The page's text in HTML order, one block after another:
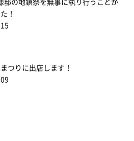
邸の地鎮祭を無事に執り行うことが
！
つりに出店します！